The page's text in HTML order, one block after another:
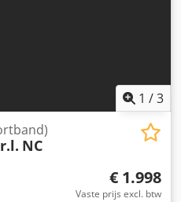
1 /3
NC
€ 1.998
Vaste prijs excl. btw